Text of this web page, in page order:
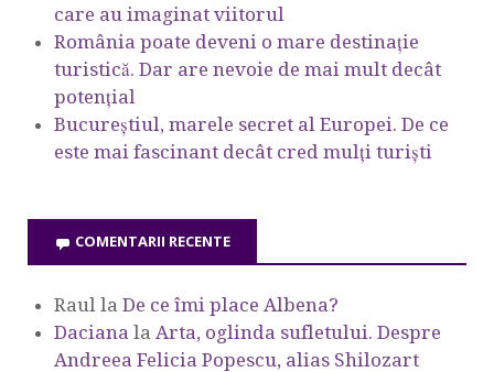
care au imaginat viitorul
România poate deveni o mare destinație
turistică. Dar are nevoie de mai mult decât
potențial
Bucureștiul, marele secret al Europei. De ce
este mai fascinant decât cred mulți turiști
COMENTARII RECENTE
Raul la De ce îmi place Albena?
Daciana la Arta, oglinda sufletului. Despre
Andreea Felicia Popescu, alias Shilozart